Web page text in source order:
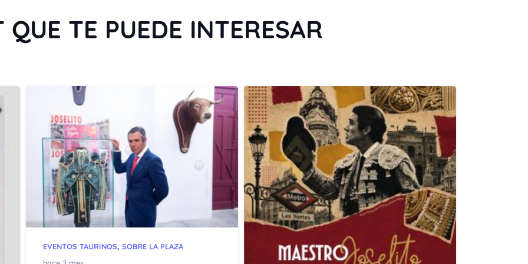
QUE TE PUEDE INTERESAR
EVENTOS TAURINOS, SOBRE LA PLAZA